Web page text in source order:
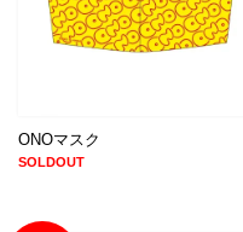
ONOマスク
SOLDOUT